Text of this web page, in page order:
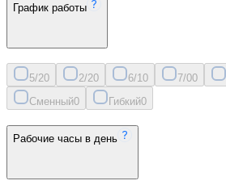
График работы
5/20 2/20 6/10 7/00
Сменный0 Гибкий0
Рабочие часы в день